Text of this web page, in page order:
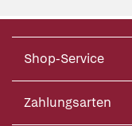
Shop-Service
Zahlungsarten